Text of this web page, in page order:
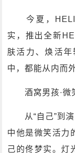
今夏，
实，推出全新
肤活力、焕活
中，都能从内而
酒窝男孩·微
从“自己”到演
中他是微笑活力
己的佟梦实。灯